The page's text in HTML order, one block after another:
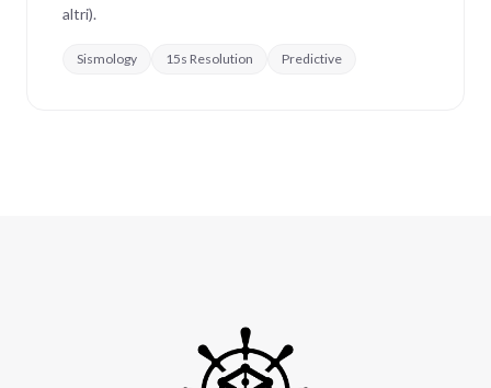
altri).
Sismology 15s Resolution Predictive